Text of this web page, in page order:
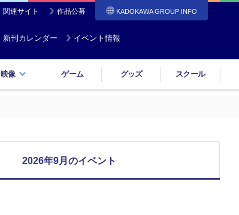
関連サイト 作品公募 KADOKAWA GROUP INFO
新刊カレンダー イベント情報
映像 ゲーム グッズ スクール
2026年9月のイベント